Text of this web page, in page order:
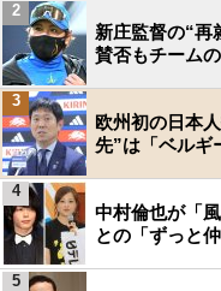
新庄監督の“再
賛否もチーム
2
欧州初の日本
先”は「ベルギ
3
中村倫也が「
との「ずっと
4
5